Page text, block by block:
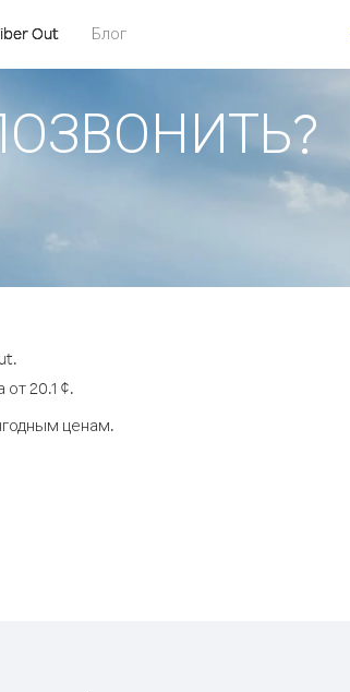
Out Блог
20.1 ¢.
ценам.